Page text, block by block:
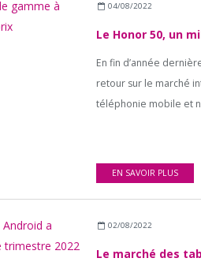
04/08/2022
En fin d’année
retour sur le marché
téléphonie mobile et
EN SAVOIR PLUS
02/08/2022